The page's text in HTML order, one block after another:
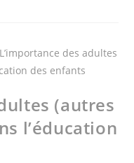
(autres
l’éducation